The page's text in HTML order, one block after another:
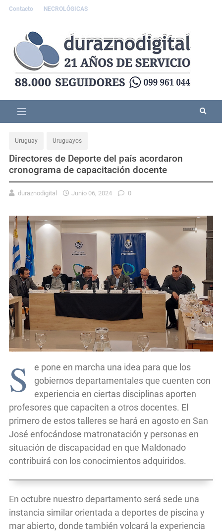
Contacto NECROLÓGICAS
Uruguay Uruguayos
Directores de Deporte del país acordaron
cronograma de capacitación docente
duraznodigital Junio 06, 2024 0
S
e pone en marcha una idea para que los
gobiernos departamentales que cuenten con
experiencia en ciertas disciplinas aporten
profesores que capaciten a otros docentes. El
primero de estos talleres se hará en agosto en San
José enfocándose matronatación y personas en
situación de discapacidad en que Maldonado
contribuirá con los conocimientos adquiridos.
En octubre nuestro departamento será sede una
instancia similar orientada a deportes de piscina y
mar abierto, donde también volcará la experiencia